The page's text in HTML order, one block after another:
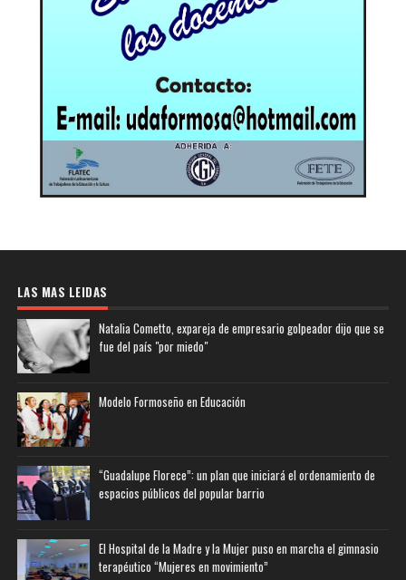
LAS MAS LEIDAS
Natalia Cometto, expareja de empresario golpeador dijo que se
fue del país "por miedo"
Modelo Formoseño en Educación
“Guadalupe Florece”: un plan que iniciará el ordenamiento de
espacios públicos del popular barrio
El Hospital de la Madre y la Mujer puso en marcha el gimnasio
terapéutico “Mujeres en movimiento”